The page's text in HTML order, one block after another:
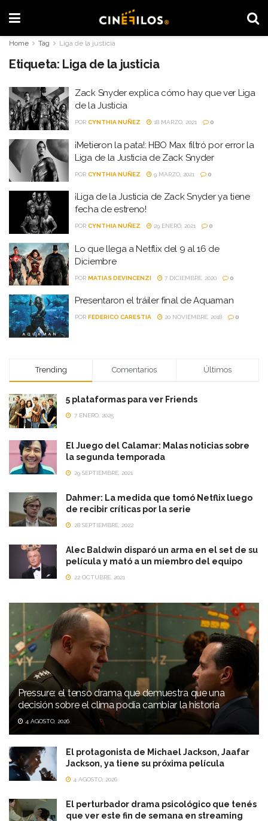
Home Tag Liga de la justicia
Etiqueta: Liga de la justicia
Zack Snyder explica cómo hay que ver Liga
de la Justicia
POR CYNTHIA NUÑEZ 18 MARZO, 2021 0
¡Metieron la pata!: HBO Max filtró por error la
Liga de la Justicia de Zack Snyder
POR CYNTHIA NUÑEZ 9 MARZO, 2021 0
¡Liga de la Justicia de Zack Snyder ya tiene
fecha de estreno!
POR CYNTHIA NUÑEZ 29 ENERO, 2021 0
Lo que llega a Netflix del 9 al 16 de
Diciembre
POR MATIAS DEVINCENZI 7 DICIEMBRE, 2020 0
Presentaron el tráiler final de Aquaman
POR FEDERICO CARESTIA 20 NOVIEMBRE, 2018 0
Trending Comentarios Últimos
5 plataformas para ver Friends
7 ENERO, 2025
El Juego del Calamar: Malas noticias sobre
la segunda temporada
29 SEPTIEMBRE, 2021
Dahmer: La medida que tomó Netflix luego
de recibir críticas por la serie
28 SEPTIEMBRE, 2022
Alec Baldwin disparó un arma en el set de su
película y mató a un miembro del equipo
22 OCTUBRE, 2021
Pressure: el tenso drama que demuestra que una
decisión sobre el clima podía cambiar la historia
4 AGOSTO, 2026
El protagonista de Michael Jackson, Jaafar
Jackson, ya tiene su próxima película
4 AGOSTO, 2026
El perturbador drama psicológico que tenés
que ver este fin de semana en streaming